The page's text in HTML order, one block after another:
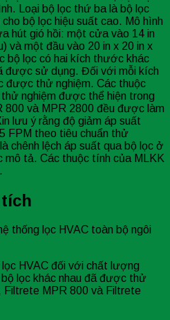
Loại bộ lọc thứ ba là bộ lọc
bộ lọc hiệu suất cao. Mô hình
hút gió hồi: một cửa vào 14 in
và một đầu vào 20 in x 20 in x
bộ lọc có hai kích thước khác
được sử dụng. Đối với mỗi kích
được thử nghiệm. Các thuộc
nghiệm được thể hiện trong
800 và MPR 2800 đều được làm
lưu ý rằng độ giảm áp suất
FPM theo tiêu chuẩn thử
chênh lệch áp suất qua bộ lọc ở
tả. Các thuộc tính của MLKK
thống lọc HVAC toàn bộ ngôi
HVAC đối với chất lượng
lọc khác nhau đã được thử
Filtrete MPR 800 và Filtrete